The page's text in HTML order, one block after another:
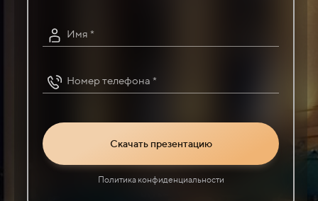
Имя *
Номер телефона *
Скачать презентацию
Политика конфиденциальности